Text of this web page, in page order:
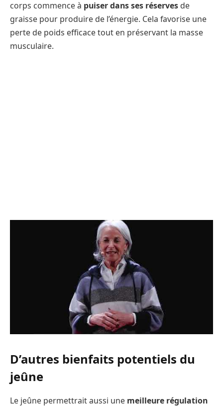
corps commence à puiser dans ses réserves de
graisse pour produire de l’énergie. Cela favorise une
perte de poids efficace tout en préservant la masse
musculaire.
D’autres bienfaits potentiels du
jeûne
Le jeûne permettrait aussi une meilleure régulation